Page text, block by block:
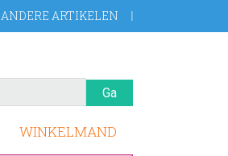
ANDERE ARTIKELEN
WINKELMAND